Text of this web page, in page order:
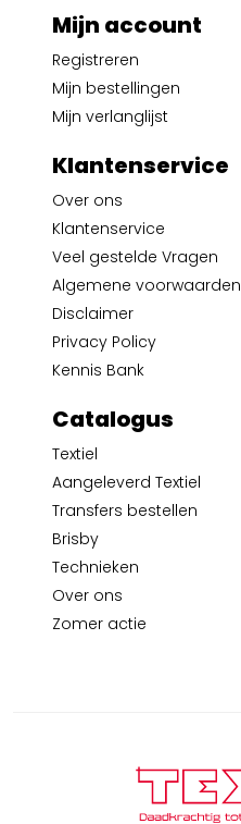
Mijn account
Registreren
Mijn bestellingen
Mijn verlanglijst
Klantenservice
Over ons
Klantenservice
Veel gestelde Vragen
Algemene voorwaarden
Disclaimer
Privacy Policy
Kennis Bank
Catalogus
Textiel
Aangeleverd Textiel
Transfers bestellen
Brisby
Technieken
Over ons
Zomer actie